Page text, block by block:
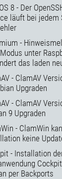
8 - Der
läuft bei jedem
-
unter
das laden
- ClamAV
Upgraden
- ClamAV
9 Upgraden
- ClamWin
keine
- Installation
per Backports